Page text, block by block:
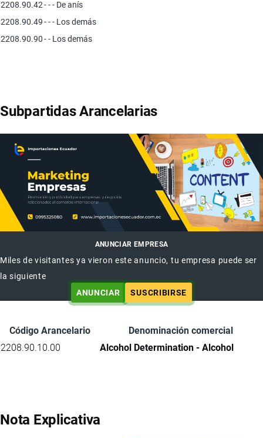
2208.90.42- - - De anís
2208.90.49- - - Los demás
2208.90.90- - Los demás
Subpartidas Arancelarias
ANUNCIAR EMPRESA
Miles de visitantes ya vieron este anuncio, tu empresa puede ser
la siguiente
ANUNCIAR
SUSCRIBIRSE
Código Arancelario
Denominación comercial
2208.90.10.00
Alcohol Determination - Alcohol
Nota Explicativa